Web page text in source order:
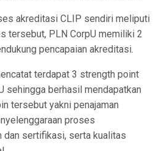
akreditasi CLIP sendiri meliputi
tersebut, PLN CorpU memiliki 2
pencapaian akreditasi.
terdapat 3 strength point
sehingga berhasil mendapatkan
tersebut yakni penajaman
proses
dan sertifikasi, serta kualitas